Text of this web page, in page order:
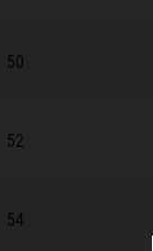
50
52
54